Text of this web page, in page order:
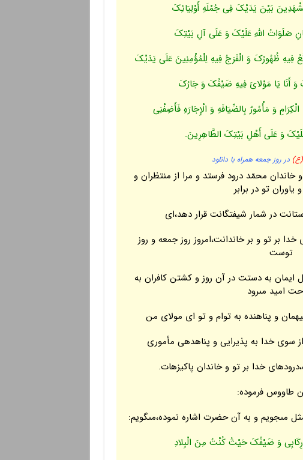
بَیْنَ یَدَیْکَ فِی جُمْلَهِ أَوْلِیَائِکَ
صَلَوَاتُ اللَّهِ عَلَیْکَ وَ عَلَى آلِ بَیْتِکَ
فِیهِ ظُهُورُکَ وَ الْفَرَجُ فِیهِ لِلْمُؤْمِنِینَ عَلَى یَدَیْکَ
وَ أَنَا یَا مَوْلایَ فِیهِ ضَیْفُکَ وَ جَارُکَ
وَ مَأْمُورٌ بِالضِّیَافَهِ وَ الْإِجَارَهِ فَأَضِفْنِی
وَ عَلَى أَهْلِ بَیْتِکَ الطَّاهِرِینَ.
(ع) در روز جمعه همراه با دانلود
محمّد درود فرستد و مرا از منتظران و
یاوران تو در برابر
در شمار شیفتگانت قرار دهد،اى
بر تو و بر خاندانت،امروز روز جمعه و روز
توست
به دستت در آن روز و کشتن کافران به
امید مى‏رود
و پناهنده به توام و تو اى مولاى من
از سوى خدا به پذیرایى و پناه‏دهى مأمورى
خدا بر تو و خاندان پاکیزه‏ات.
طاووس فرموده:
مى‏جویم و به آن حضرت اشاره نموده،مى‏گویم:
وَ ضَیْفُکَ حَیْثُ کُنْتُ مِنَ الْبِلادِ